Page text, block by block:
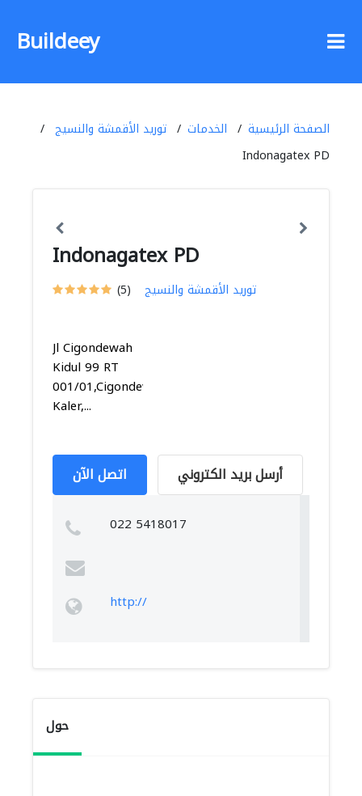
Buildeey
الصفحة الرئيسية الخدمات
توريد الأقمشة والنسيج
Indonagatex PD
Indonagatex PD
(5) توريد الأقمشة والنسيج
Jl Cigondewah
Kidul 99 RT
001/01,Cigondewah
Kaler,...
اتصل الآن أرسل بريد الكتروني
022 5418017
http://
حول